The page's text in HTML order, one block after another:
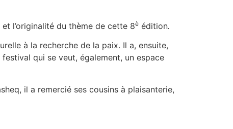
l’originalité du thème de cette 8è édition.
à la recherche de la paix. Il a, ensuite,
qui se veut, également, un espace
il a remercié ses cousins à plaisanterie,